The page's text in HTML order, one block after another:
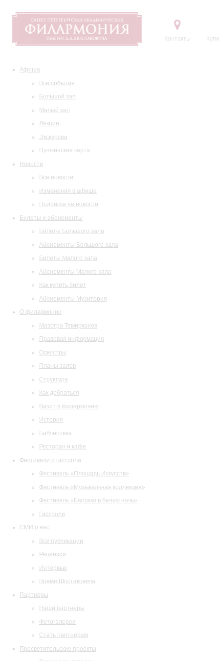
Контакты
Афиша
Все события
Большой зал
Малый зал
Лекции
Экскурсии
Пушкинская карта
Новости
Все новости
Изменения в афише
Подписка на новости
Билеты и абонементы
Билеты Большого зала
Абонементы Большого зала
Билеты Малого зала
Абонементы Малого зала
Как купить билет
Абонементы Музитория
О филармонии
Маэстро Темирканов
Правовая информация
Оркестры
Планы залов
Структура
Как добраться
Визит в филармонию
История
Библиотека
Ресторан и кафе
Фестивали и гастроли
Фестиваль «Площадь Искусств»
Фестиваль «Музыкальная коллекция»
Фестиваль «Барокко в белую ночь»
Гастроли
СМИ о нас
Все публикации
Рецензии
Интервью
Время Шостаковича
Партнеры
Наши партнеры
Фотогалерея
Стать партнером
Просветительские проекты